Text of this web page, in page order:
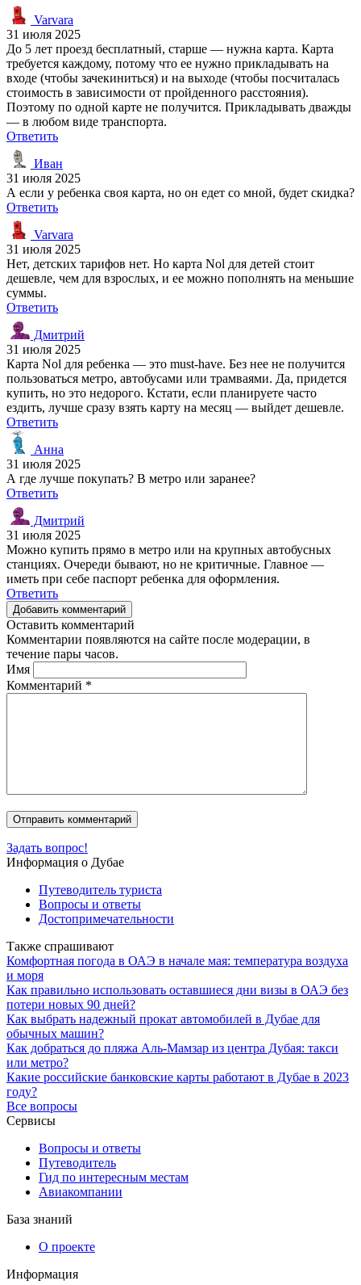
Varvara
31 июля 2025
До 5 лет проезд бесплатный, старше — нужна карта. Карта
требуется каждому, потому что ее нужно прикладывать на
входе (чтобы зачекиниться) и на выходе (чтобы посчиталась
стоимость в зависимости от пройденного расстояния).
Поэтому по одной карте не получится. Прикладывать дважды
— в любом виде транспорта.
Ответить
Иван
31 июля 2025
А если у ребенка своя карта, но он едет со мной, будет скидка?
Ответить
Varvara
31 июля 2025
Нет, детских тарифов нет. Но карта Nol для детей стоит
дешевле, чем для взрослых, и ее можно пополнять на меньшие
суммы.
Ответить
Дмитрий
31 июля 2025
Карта Nol для ребенка — это must-have. Без нее не получится
пользоваться метро, автобусами или трамваями. Да, придется
купить, но это недорого. Кстати, если планируете часто
ездить, лучше сразу взять карту на месяц — выйдет дешевле.
Ответить
Анна
31 июля 2025
А где лучше покупать? В метро или заранее?
Ответить
Дмитрий
31 июля 2025
Можно купить прямо в метро или на крупных автобусных
станциях. Очереди бывают, но не критичные. Главное —
иметь при себе паспорт ребенка для оформления.
Ответить
Добавить комментарий
Оставить комментарий
Комментарии появляются на сайте после модерации, в
течение пары часов.
Имя
Комментарий *
Задать вопрос!
Информация о Дубае
Путеводитель туриста
Вопросы и ответы
Достопримечательности
Также спрашивают
Комфортная погода в ОАЭ в начале мая: температура воздуха
и моря
Как правильно использовать оставшиеся дни визы в ОАЭ без
потери новых 90 дней?
Как выбрать надежный прокат автомобилей в Дубае для
обычных машин?
Как добраться до пляжа Аль-Мамзар из центра Дубая: такси
или метро?
Какие российские банковские карты работают в Дубае в 2023
году?
Все вопросы
Сервисы
Вопросы и ответы
Путеводитель
Гид по интересным местам
Авиакомпании
База знаний
О проекте
Информация